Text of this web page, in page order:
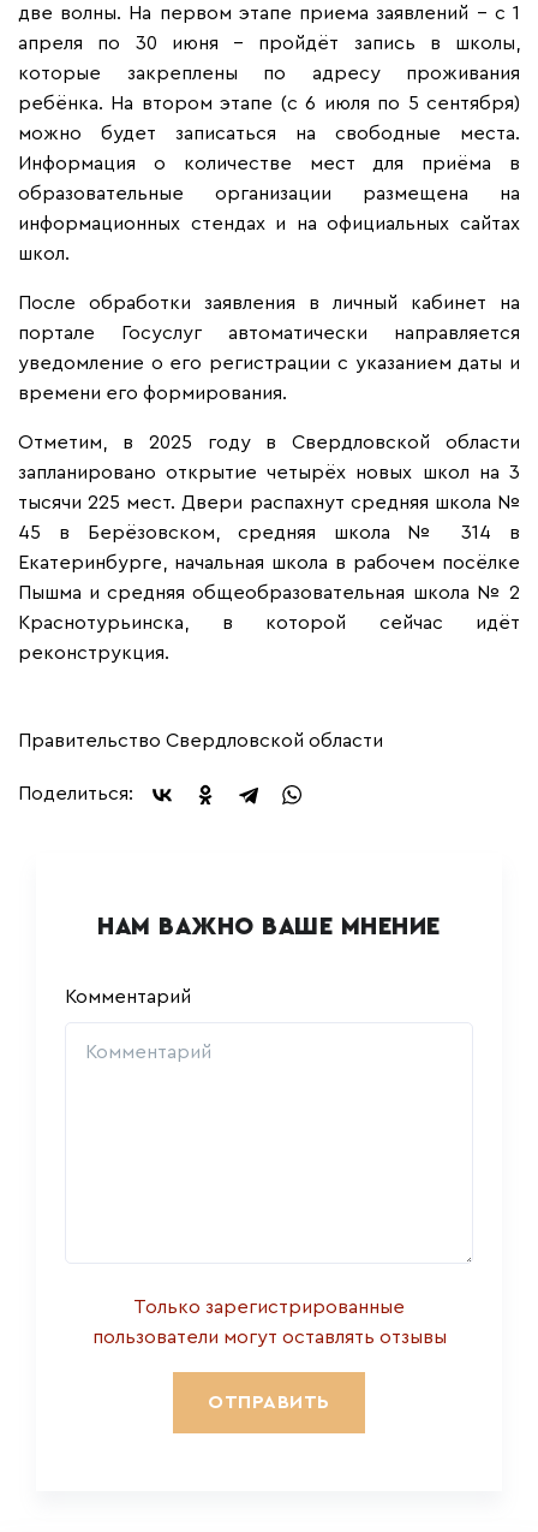
две волны. На первом этапе приема заявлений - с 1
апреля по 30 июня - пройдёт запись в школы,
которые закреплены по адресу проживания
ребёнка. На втором этапе (с 6 июля по 5 сентября)
можно будет записаться на свободные места.
Информация о количестве мест для приёма в
образовательные организации размещена на
информационных стендах и на официальных сайтах
школ.
После обработки заявления в личный кабинет на
портале Госуслуг автоматически направляется
уведомление о его регистрации с указанием даты и
времени его формирования.
Отметим, в 2025 году в Свердловской области
запланировано открытие четырёх новых школ на 3
тысячи 225 мест. Двери распахнут средняя школа №
45 в Берёзовском, средняя школа № 314 в
Екатеринбурге, начальная школа в рабочем посёлке
Пышма и средняя общеобразовательная школа № 2
Краснотурьинска, в которой сейчас идёт
реконструкция.
Правительство Свердловской области
Поделиться:
НАМ ВАЖНО ВАШЕ МНЕНИЕ
Комментарий
Только зарегистрированные
пользователи могут оставлять отзывы